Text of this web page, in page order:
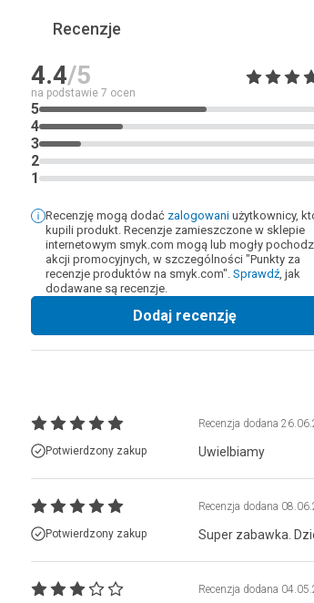
Recenzje
4.4/5
na podstawie 7 ocen
5
4
3
2
1
Recenzję mogą dodać zalogowani użytkownicy,
kupili produkt. Recenzje zamieszczone w sklepie
internetowym smyk.com mogą lub mogły
akcji promocyjnych, w szczególności "Punkty za
recenzje produktów na smyk.com". Sprawdź, jak
dodawane są recenzje.
Dodaj recenzję
Recenzja dodana
Potwierdzony zakup Uwielbiamy
Recenzja dodana
Potwierdzony zakup Super zabawka.
Recenzja dodana